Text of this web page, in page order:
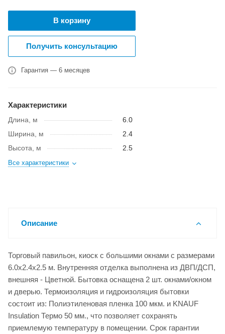
В корзину
Получить консультацию
Гарантия — 6 месяцев
Характеристики
Длина, м
6.0
Ширина, м
2.4
Высота, м
2.5
Все характеристики
Описание
Торговый павильон, киоск с большими окнами с размерами
6.0x2.4x2.5 м. Внутренняя отделка выполнена из ДВП/ДСП,
внешняя - Цветной. Бытовка оснащена 2 шт. окнами/окном
и дверью. Термоизоляция и гидроизоляция бытовки
состоит из: Полиэтиленовая пленка 100 мкм. и KNAUF
Insulation Термо 50 мм., что позволяет сохранять
приемлемую температуру в помещении. Срок гарантии